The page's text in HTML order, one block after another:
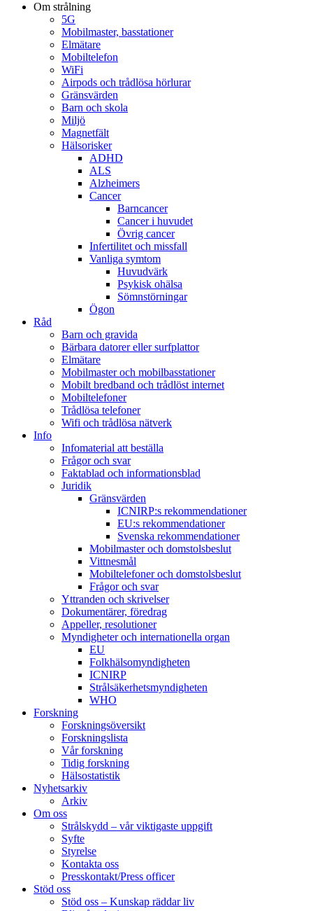
Om strålning
5G
Mobilmaster, basstationer
Elmätare
Mobiltelefon
WiFi
Airpods och trådlösa hörlurar
Gränsvärden
Barn och skola
Miljö
Magnetfält
Hälsorisker
ADHD
ALS
Alzheimers
Cancer
Barncancer
Cancer i huvudet
Övrig cancer
Infertilitet och missfall
Vanliga symtom
Huvudvärk
Psykisk ohälsa
Sömnstörningar
Ögon
Råd
Barn och gravida
Bärbara datorer eller surfplattor
Elmätare
Mobilmaster och mobilbasstationer
Mobilt bredband och trådlöst internet
Mobiltelefoner
Trådlösa telefoner
Wifi och trådlösa nätverk
Info
Infomaterial att beställa
Frågor och svar
Faktablad och informationsblad
Juridik
Gränsvärden
ICNIRP:s rekommendationer
EU:s rekommendationer
Svenska rekommendationer
Mobilmaster och domstolsbeslut
Vittnesmål
Mobiltelefoner och domstolsbeslut
Frågor och svar
Yttranden och skrivelser
Dokumentärer, föredrag
Appeller, resolutioner
Myndigheter och internationella organ
EU
Folkhälsomyndigheten
ICNIRP
Strålsäkerhetsmyndigheten
WHO
Forskning
Forskningsöversikt
Forskningslista
Vår forskning
Tidig forskning
Hälsostatistik
Nyhetsarkiv
Arkiv
Om oss
Strålskydd – vår viktigaste uppgift
Syfte
Styrelse
Kontakta oss
Presskontakt/Press officer
Stöd oss
Stöd oss – Kunskap räddar liv